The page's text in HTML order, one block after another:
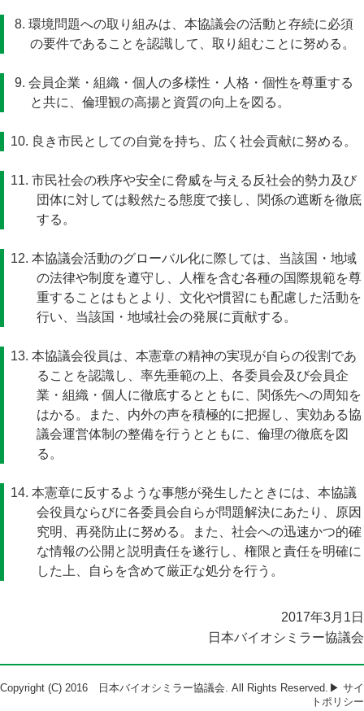
8. 環境問題への取り組みは、本協議会の活動と存続に必須
の要件であることを認識して、取り組むことに努める。
9. 会員企業・組織・個人の多様性・人格・個性を尊重する
と共に、倫理観の高揚と資質の向上を図る。
10. 良き市民としての自覚を持ち、広く社会貢献に努める。
11. 市民社会の秩序や安全に脅威を与える反社会的勢力及び
団体に対しては毅然たる態度で接し、関係の遮断を徹底
する。
12. 本協議会活動のグローバル化に際しては、当該国・地域
の法律や制度を遵守し、人権を含む各種の国際規範を尊
重することはもとより、文化や慣習にも配慮した活動を
行い、当該国・地域社会の発展に貢献する。
13. 本協議会役員は、本憲章の精神の実現が自らの役割であ
ることを認識し、率先垂範の上、各委員会及び会員企
業・組織・個人に徹底するとともに、関係先への周知を
はかる。また、内外の声を積極的に把握し、実効ある協
議会運営体制の整備を行うとともに、倫理の徹底を図
る。
14. 本憲章に反するような事態が発生したときには、本協議
会役員ならびに各委員会自らが問題解決にあたり、原因
究明、再発防止に努める。また、社会への迅速かつ的確
な情報の公開と説明責任を遂行し、権限と責任を明確に
した上、自らを含めて厳正な処分を行う。
2017年3月1日
日本バイオシミラー協議会
Copyright (C) 2016 日本バイオシミラー協議会. All Rights Reserved. ▶ サイ
トポリシー